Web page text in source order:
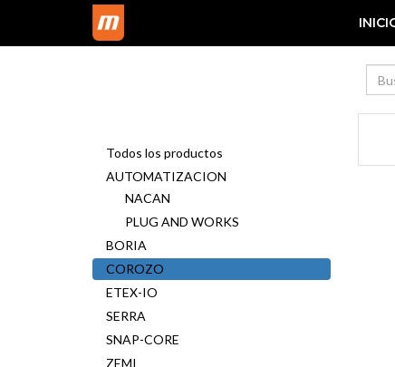
Todos los productos
AUTOMATIZACION
NACAN
PLUG AND WORKS
BORIA
COROZO
ETEX-IO
SERRA
SNAP-CORE
ZEMI